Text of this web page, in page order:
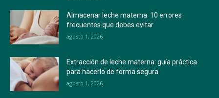
Almacenar leche materna: 10 errores
frecuentes que debes evitar
agosto 1, 2026
Extracción de leche materna: guía práctica
para hacerlo de forma segura
agosto 1, 2026